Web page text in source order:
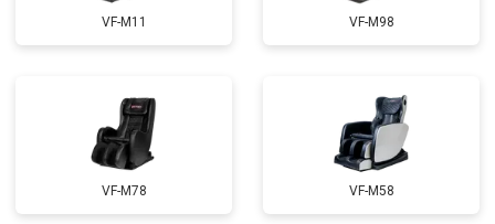
VF-M11 VF-M98
VF-M78 VF-M58